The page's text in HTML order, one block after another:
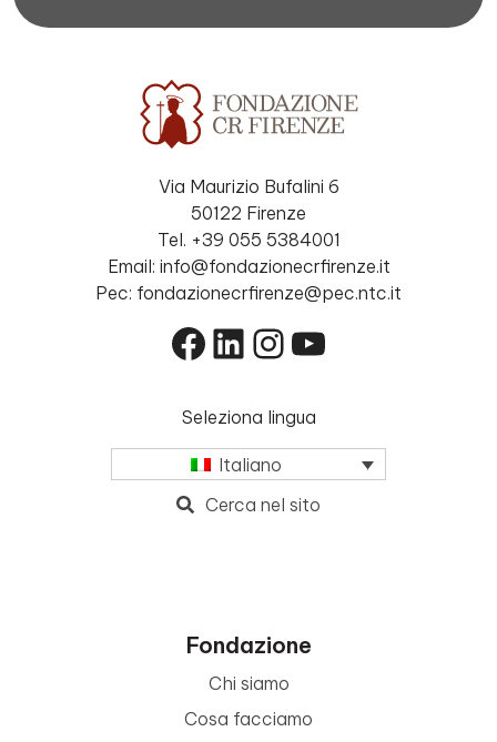
Via Maurizio Bufalini 6
50122 Firenze
Tel. +39 055 5384001
Email: info@fondazionecrfirenze.it
Pec: fondazionecrfirenze@pec.ntc.it
Facebook
LinkedIn
Instagram
YouTube
Seleziona lingua
Italiano
Cerca nel sito
Fondazione
Chi siamo
Cosa facciamo